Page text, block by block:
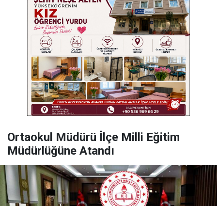
Ortaokul Müdürü İlçe Milli Eğitim
Müdürlüğüne Atandı